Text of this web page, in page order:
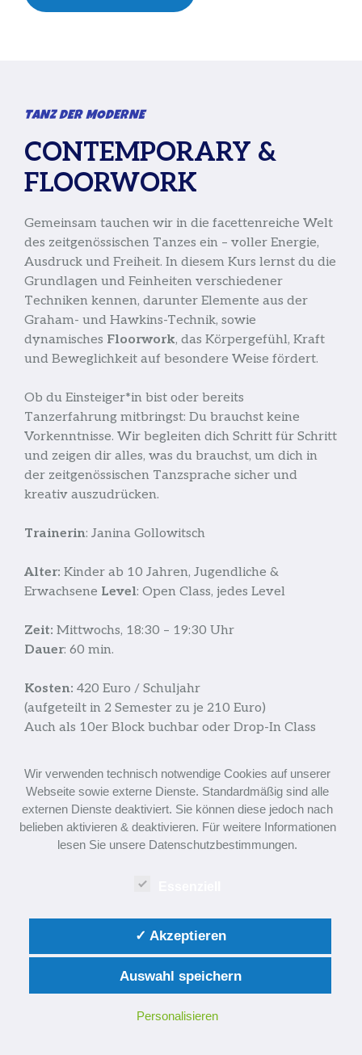
TANZ DER MODERNE
CONTEMPORARY &
FLOORWORK
Gemeinsam tauchen wir in die facettenreiche Welt
des zeitgenössischen Tanzes ein – voller Energie,
Ausdruck und Freiheit. In diesem Kurs lernst du die
Grundlagen und Feinheiten verschiedener
Techniken kennen, darunter Elemente aus der
Graham- und Hawkins-Technik, sowie
dynamisches Floorwork, das Körpergefühl, Kraft
und Beweglichkeit auf besondere Weise fördert.
Ob du Einsteiger*in bist oder bereits
Tanzerfahrung mitbringst: Du brauchst keine
Vorkenntnisse. Wir begleiten dich Schritt für Schritt
und zeigen dir alles, was du brauchst, um dich in
der zeitgenössischen Tanzsprache sicher und
kreativ auszudrücken.
Trainerin: Janina Gollowitsch
Alter: Kinder ab 10 Jahren, Jugendliche &
Erwachsene Level: Open Class, jedes Level
Zeit: Mittwochs, 18:30 – 19:30 Uhr
Dauer: 60 min.
Kosten: 420 Euro / Schuljahr
(aufgeteilt in 2 Semester zu je 210 Euro)
Auch als 10er Block buchbar oder Drop-In Class
ZUR ANMELDUNG
Wir verwenden technisch notwendige Cookies auf unserer
Webseite sowie externe Dienste. Standardmäßig sind alle
externen Dienste deaktiviert. Sie können diese jedoch nach
belieben aktivieren & deaktivieren. Für weitere Informationen
lesen Sie unsere Datenschutzbestimmungen.
✓ Akzeptieren
Auswahl speichern
Personalisieren